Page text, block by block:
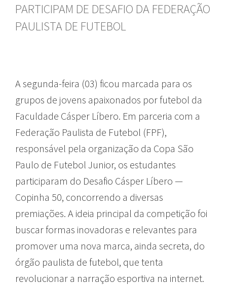
PARTICIPAM DE DESAFIO DA FEDERAÇÃO
PAULISTA DE FUTEBOL
A segunda-feira (03) ficou marcada para os
grupos de jovens apaixonados por futebol da
Faculdade Cásper Líbero. Em parceria com a
Federação Paulista de Futebol (FPF),
responsável pela organização da Copa São
Paulo de Futebol Junior, os estudantes
participaram do Desafio Cásper Líbero —
Copinha 50, concorrendo a diversas
premiações. A ideia principal da competição foi
buscar formas inovadoras e relevantes para
promover uma nova marca, ainda secreta, do
órgão paulista de futebol, que tenta
revolucionar a narração esportiva na internet.